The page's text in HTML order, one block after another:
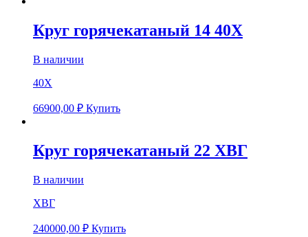
Круг горячекатаный 14 40Х
В наличии
40Х
66900,00 ₽ Купить
Круг горячекатаный 22 ХВГ
В наличии
ХВГ
240000,00 ₽ Купить